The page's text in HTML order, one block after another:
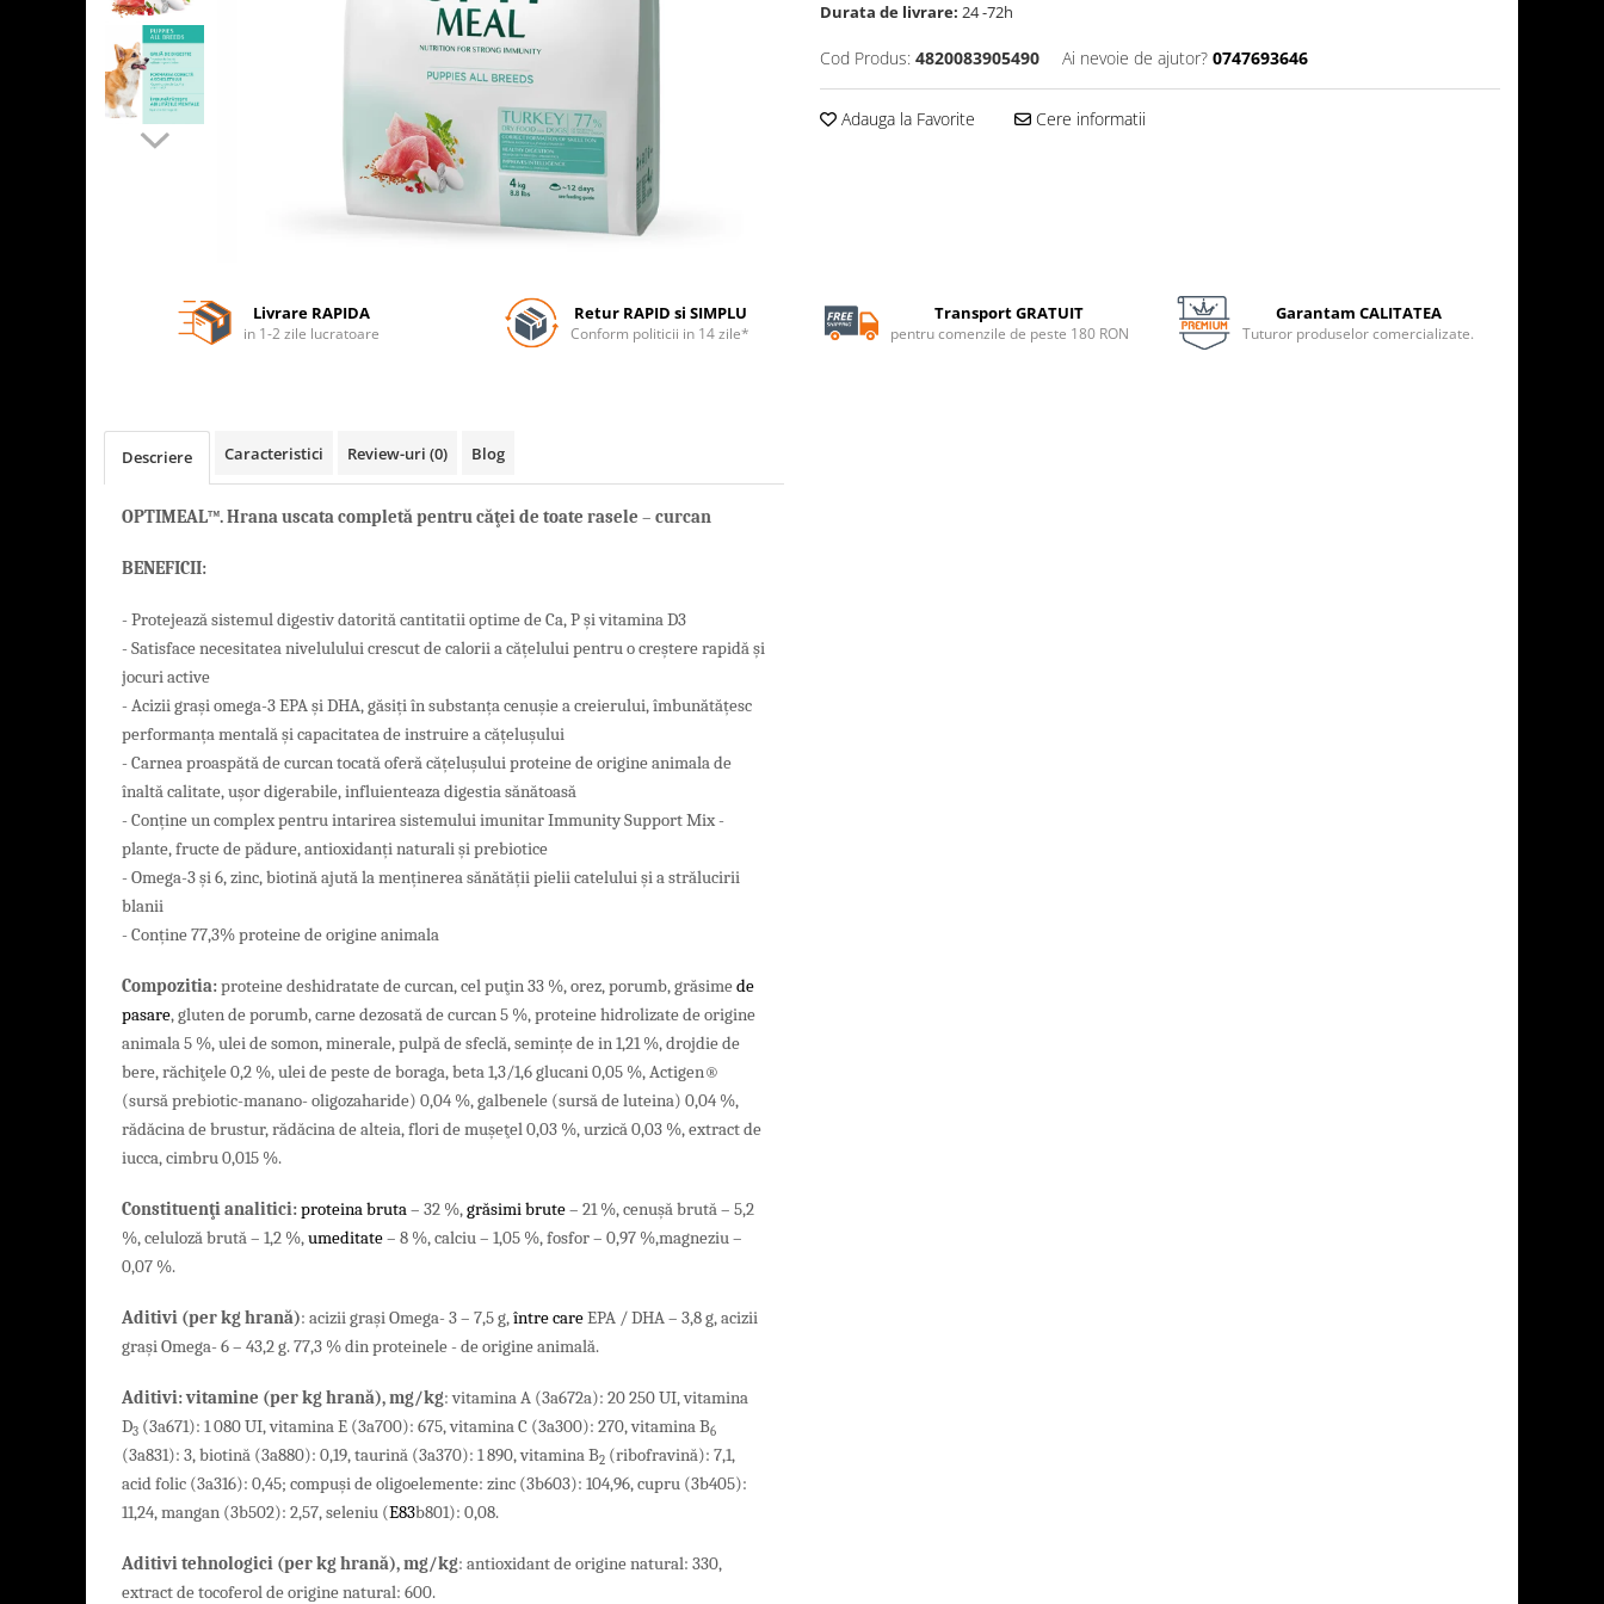
Durata de livrare: 24 -72h
Cod Produs: 4820083905490 Ai nevoie de ajutor? 0747693646
Adauga la Favorite Cere informatii
Livrare RAPIDA
in 1-2 zile lucratoare
Retur RAPID si SIMPLU
Conform politicii in 14 zile*
Transport GRATUIT
pentru comenzile de peste 180 RON
Garantam CALITATEA
Tuturor produselor comercializate.
Descriere Caracteristici Review-uri (0) Blog
OPTIMEAL™.Hranauscatacompletă pentru căţeide toate rasele – curcan
BENEFICII:
- Protejează sistemul digestiv datorită cantitatii optime de Ca, P și vitamina D3
- Satisface necesitatea nivelulului crescut de calorii a cățelului pentru o creștere rapidă și
jocuri active
- Acizii grași omega-3 EPA și DHA, găsiți în substanța cenușie a creierului, îmbunătățesc
performanța mentală și capacitatea de instruire a cățelușului
- Carnea proaspătă de curcan tocată oferă cățelușului proteine ​​de origine animala de
înaltă calitate, ușor digerabile, influienteaza digestia sănătoasă
- Conține un complex pentru intarirea sistemului imunitar Immunity Support Mix -
plante, fructe de pădure, antioxidanți naturali și prebiotice
- Omega-3 și 6, zinc, biotină ajută la menținerea sănătății pielii catelului și a strălucirii
blanii
- Conține 77,3% proteine de origine ​​animala
Compozitia:proteine deshidratate de curcan, cel puţin 33 %,orez,porumb,grăsimede
pasare,gluten de porumb, carne dezosată de curcan 5 %, proteine hidrolizate de origine
animala 5 %, ulei de somon, minerale, pulpă de sfeclă, semințe de in 1,21 %,drojdie de
bere,răchiţele 0,2 %, ulei de peste de boraga, beta 1,3/1,6 glucani 0,05 %, Actigen®
(sursă prebiotic-manano- oligozaharide) 0,04 %, galbenele (sursă de luteina) 0,04 %,
rădăcina de brustur, rădăcina de alteia, flori de muşeţel 0,03 %, urzică 0,03 %, extract de
iucca, cimbru 0,015 %.
Constituenţi analitici:proteina bruta– 32 %,grăsimi brute– 21 %,cenuşă brută – 5,2
%, celuloză brută – 1,2 %,umeditate– 8 %, calciu – 1,05 %,fosfor – 0,97 %,magneziu –
0,07 %.
Aditivi (perkg hrană): acizii graşi Omega- 3 – 7,5 g,între careEPA / DHA – 3,8 g, acizii
grași Omega- 6 – 43,2 g. 77,3 % din proteinele - de origine animală.
Aditivi:vitamine (perkg hrană),mg/kg: vitamina A (3a672a): 20 250 UI,vitamina
D3 (3a671): 1 080 UI, vitamina E (3a700): 675,vitamina C (3a300): 270,vitamina B6
(3a831): 3,biotină (3a880): 0,19,taurină (3a370): 1 890, vitamina B2 (ribofravină): 7,1,
acid folic (3a316): 0,45; compuşi de oligoelemente: zinc (3b603): 104,96,cupru (3b405):
11,24, mangan (3b502): 2,57,seleniu (E83b801): 0,08.
Aditivi tehnologici (perkg hrană), mg/kg: antioxidant de origine natural: 330,
extract de tocoferol de origine natural: 600.